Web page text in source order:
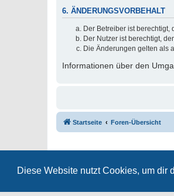
Diese Website nutzt Cookies, um dir
6. ÄNDERUNGSVORBEHALT
Der Betreiber ist
Der Nutzer ist berechtigt,
Die Änderungen gelten als
Informationen über den
Startseite Foren-Übersicht